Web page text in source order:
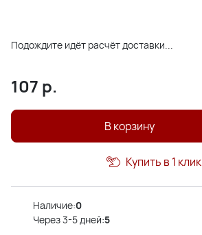
Подождите идёт расчёт доставки...
107 р.
В корзину
Купить в 1 клик
Наличие:0
Через 3-5 дней:5